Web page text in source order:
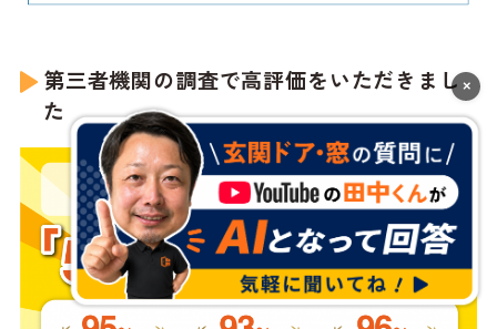
第三者機関の調査で高評価をいただきまし
た
×